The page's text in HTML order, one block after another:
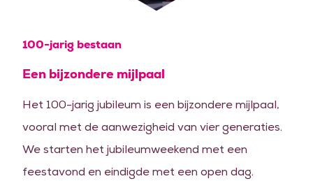
100-jarig bestaan
Een bijzondere mijlpaal
Het 100-jarig jubileum is een bijzondere mijlpaal,
vooral met de aanwezigheid van vier generaties.
We starten het jubileumweekend met een
feestavond en eindigde met een open dag.